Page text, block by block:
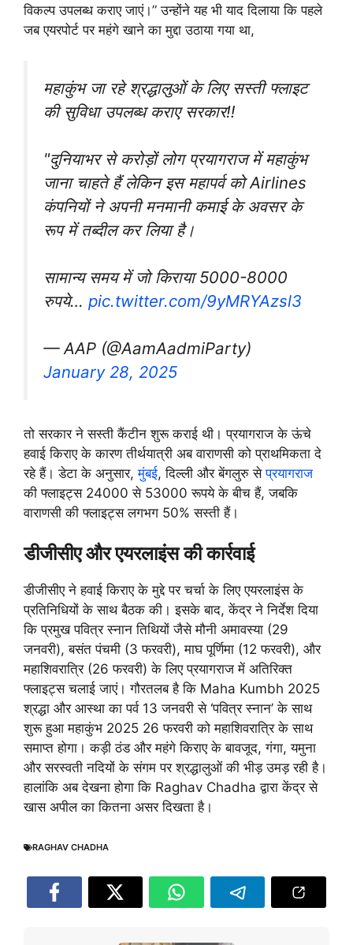
विकल्प उपलब्ध कराए जाएं।” उन्होंने यह भी याद दिलाया कि पहले
जब एयरपोर्ट पर महंगे खाने का मुद्दा उठाया गया था,
महाकुंभ जा रहे श्रद्धालुओं के लिए सस्ती फ्लाइट
की सुविधा उपलब्ध कराए सरकार‼️
"दुनियाभर से करोड़ों लोग प्रयागराज में महाकुंभ
जाना चाहते हैं लेकिन इस महापर्व को Airlines
कंपनियों ने अपनी मनमानी कमाई के अवसर के
रूप में तब्दील कर लिया है।
सामान्य समय में जो किराया 5000-8000
रुपये… pic.twitter.com/9yMRYAzsl3
— AAP (@AamAadmiParty)
January 28, 2025
तो सरकार ने सस्ती कैंटीन शुरू कराई थी। प्रयागराज के ऊंचे
हवाई किराए के कारण तीर्थयात्री अब वाराणसी को प्राथमिकता दे
रहे हैं। डेटा के अनुसार,मुंबई, दिल्ली और बेंगलुरु सेप्रयागराज
की फ्लाइट्स 24000 से 53000 रूपये के बीच हैं, जबकि
वाराणसी की फ्लाइट्स लगभग 50% सस्ती हैं।
डीजीसीए और एयरलाइंस की कार्रवाई
डीजीसीए ने हवाई किराए के मुद्दे पर चर्चा के लिए एयरलाइंस के
प्रतिनिधियों के साथ बैठक की। इसके बाद, केंद्र ने निर्देश दिया
कि प्रमुख पवित्र स्नान तिथियों जैसे मौनी अमावस्या (29
जनवरी), बसंत पंचमी (3 फरवरी), माघ पूर्णिमा (12 फरवरी), और
महाशिवरात्रि (26 फरवरी) के लिए प्रयागराज में अतिरिक्त
फ्लाइट्स चलाई जाएं। गौरतलब है कि Maha Kumbh 2025
श्रद्धा और आस्था का पर्व 13 जनवरी से ‘पवित्र स्नान’ के साथ
शुरू हुआ महाकुंभ 2025 26 फरवरी को महाशिवरात्रि के साथ
समाप्त होगा। कड़ी ठंड और महंगे किराए के बावजूद, गंगा, यमुना
और सरस्वती नदियों के संगम पर श्रद्धालुओं की भीड़ उमड़ रही है।
हालांकि अब देखना होगा कि Raghav Chadha द्वारा केंद्र से
खास अपील का कितना असर दिखता है।
RAGHAV CHADHA